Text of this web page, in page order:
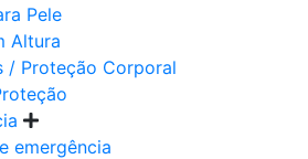
Pele
Altura
/ Proteção Corporal
emergência